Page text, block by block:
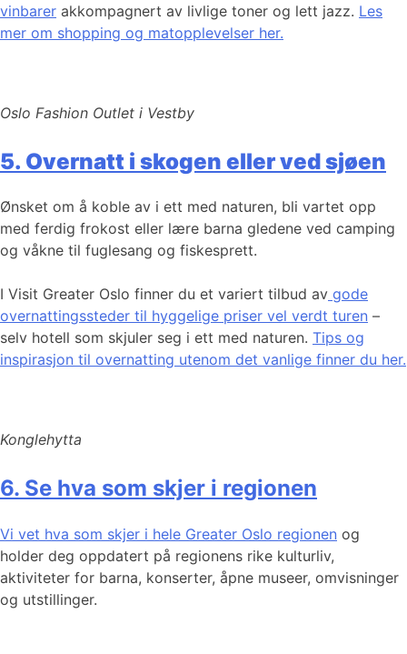
vinbarer akkompagnert av livlige toner og lett jazz. Les
mer om shopping og matopplevelser her.
Oslo Fashion Outlet i Vestby
5. Overnatt i skogen eller ved sjøen
Ønsket om å koble av i ett med naturen, bli vartet opp
med ferdig frokost eller lære barna gledene ved camping
og våkne til fuglesang og fiskesprett.
I Visit Greater Oslo finner du et variert tilbud av gode
overnattingssteder til hyggelige priser vel verdt turen –
selv hotell som skjuler seg i ett med naturen. Tips og
inspirasjon til overnatting utenom det vanlige finner du her.
Konglehytta
6. Se hva som skjer i regionen
Vi vet hva som skjer i hele Greater Oslo regionen og
holder deg oppdatert på regionens rike kulturliv,
aktiviteter for barna, konserter, åpne museer, omvisninger
og utstillinger.